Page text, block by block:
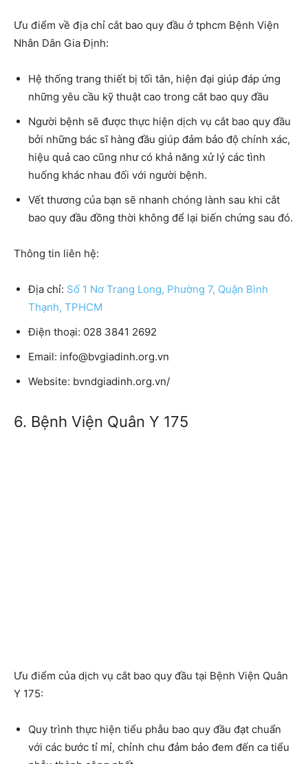
Ưu điểm về địa chỉ cắt bao quy đầu ở tphcm Bệnh Viện
Nhân Dân Gia Định:
Hệ thống trang thiết bị tối tân, hiện đại giúp đáp ứng
những yêu cầu kỹ thuật cao trong cắt bao quy đầu
Người bệnh sẽ được thực hiện dịch vụ cắt bao quy đầu
bởi những bác sĩ hàng đầu giúp đảm bảo độ chính xác,
hiệu quả cao cũng như có khả năng xử lý các tình
huống khác nhau đối với người bệnh.
Vết thương của bạn sẽ nhanh chóng lành sau khi cắt
bao quy đầu đồng thời không để lại biến chứng sau đó.
Thông tin liên hệ:
Địa chỉ: Số 1 Nơ Trang Long, Phường 7, Quận Bình
Thạnh, TPHCM
Điện thoại: 028 3841 2692
Email: info@bvgiadinh.org.vn
Website: bvndgiadinh.org.vn/
6. Bệnh Viện Quân Y 175
Ưu điểm của dịch vụ cắt bao quy đầu tại Bệnh Viện Quân
Y 175:
Quy trình thực hiện tiểu phẫu bao quy đầu đạt chuẩn
với các bước tỉ mỉ, chỉnh chu đảm bảo đem đến ca tiểu